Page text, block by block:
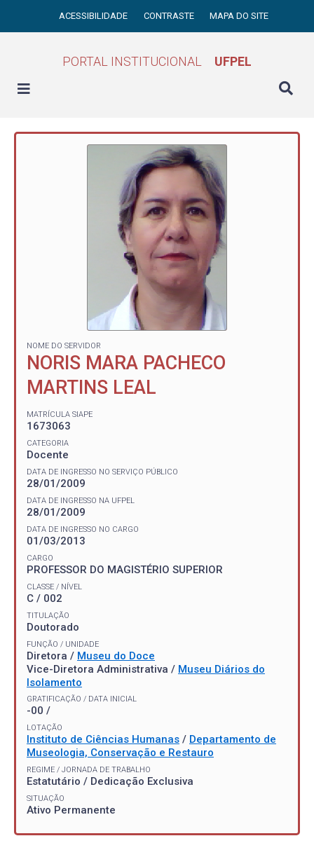
ACESSIBILIDADE CONTRASTE MAPA DO SITE
PORTAL INSTITUCIONAL UFPEL
NOME DO SERVIDOR
NORIS MARA PACHECO
MARTINS LEAL
MATRÍCULA SIAPE
1673063
CATEGORIA
Docente
DATA DE INGRESSO NO SERVIÇO PÚBLICO
28/01/2009
DATA DE INGRESSO NA UFPEL
28/01/2009
DATA DE INGRESSO NO CARGO
01/03/2013
CARGO
PROFESSOR DO MAGISTÉRIO SUPERIOR
CLASSE / NÍVEL
C / 002
TITULAÇÃO
Doutorado
FUNÇÃO / UNIDADE
Diretora / Museu do Doce
Vice-Diretora Administrativa / Museu Diários do
Isolamento
GRATIFICAÇÃO / DATA INICIAL
-00 /
LOTAÇÃO
Instituto de Ciências Humanas / Departamento de
Museologia, Conservação e Restauro
REGIME / JORNADA DE TRABALHO
Estatutário / Dedicação Exclusiva
SITUAÇÃO
Ativo Permanente